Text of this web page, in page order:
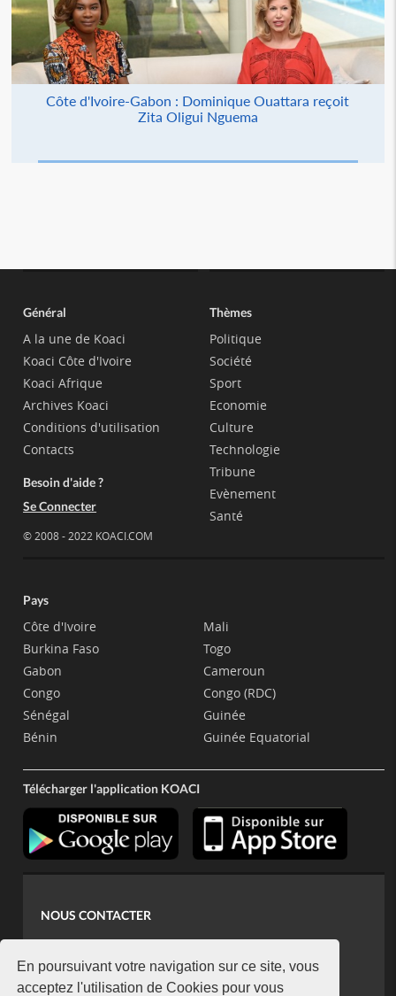
En poursuivant votre navigation sur ce site, vous
acceptez l'utilisation de Cookies pour vous
Côte d'Ivoire-Gabon : Dominique Ouattara reçoit
Zita Oligui Nguema
Général
A la une de Koaci
Koaci Côte d'Ivoire
Koaci Afrique
Archives Koaci
Conditions d'utilisation
Contacts
Besoin d'aide ?
Se Connecter
© 2008 - 2022 KOACI.COM
Thèmes
Politique
Société
Sport
Economie
Culture
Technologie
Tribune
Evènement
Santé
Pays
Côte d'Ivoire
Burkina Faso
Gabon
Congo
Sénégal
Bénin
Mali
Togo
Cameroun
Congo (RDC)
Guinée
Guinée Equatorial
Télécharger l'application KOACI
NOUS CONTACTER
koaci@yahoo.fr